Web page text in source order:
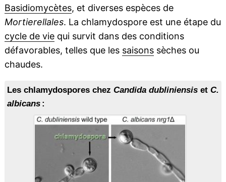
Basidiomycètes, et diverses espèces de
Mortierellales. La chlamydospore est une étape du
cycle de viequi survit dans des conditions
défavorables, telles que les saisonssèches ou
chaudes.
Les chlamydospores chez Candida dubliniensiset C.
albicans: